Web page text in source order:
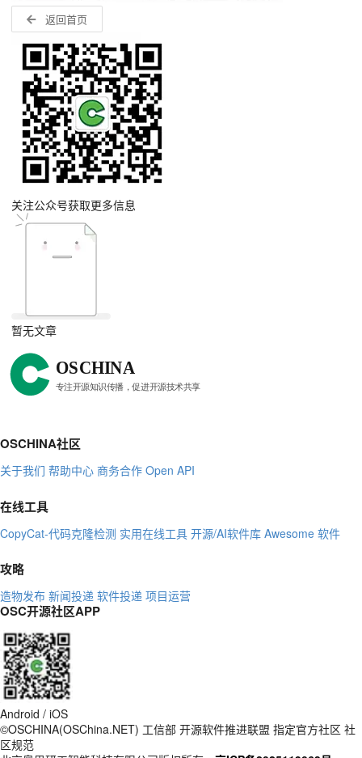
返回首页
关注公众号获取更多信息
暂无文章
OSCHINA社区
关于我们 帮助中心 商务合作 Open API
在线工具
CopyCat-代码克隆检测 实用在线工具 开源/AI软件库 Awesome 软件
攻略
造物发布 新闻投递 软件投递 项目运营
OSC开源社区APP
Android / iOS
©OSCHINA(OSChina.NET) 工信部 开源软件推进联盟 指定官方社区 社
区规范